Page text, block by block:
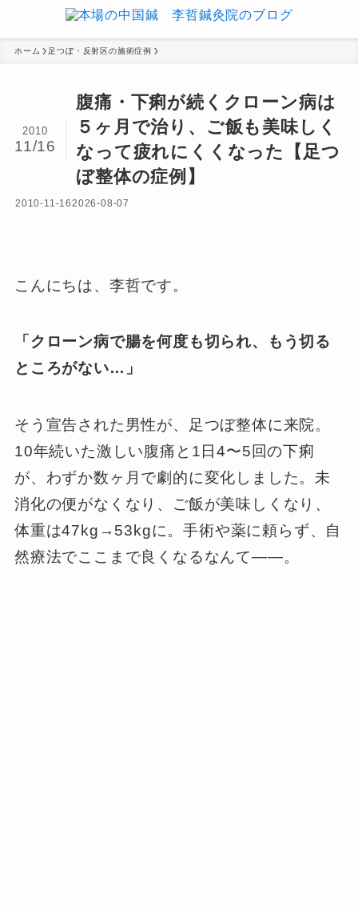
ホーム 足つぼ・反射区の施術症例
腹痛・下痢が続くクローン病は
５ヶ月で治り、ご飯も美味しく
なって疲れにくくなった【足つ
ぼ整体の症例】
2010
11/16
2010-11-162026-08-07
こんにちは、李哲です。
「クローン病で腸を何度も切られ、もう切る
ところがない…」
そう宣告された男性が、足つぼ整体に来院。
10年続いた激しい腹痛と1日4〜5回の下痢
が、わずか数ヶ月で劇的に変化しました。未
消化の便がなくなり、ご飯が美味しくなり、
体重は47kg→53kgに。手術や薬に頼らず、自
然療法でここまで良くなるなんて——。